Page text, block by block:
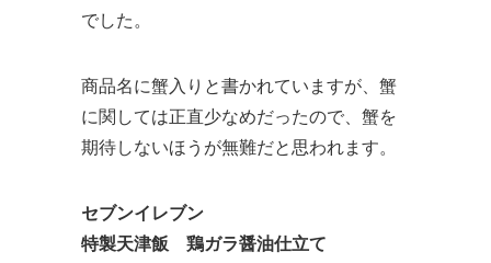
でした。
商品名に蟹入りと書かれていますが、蟹
に関しては正直少なめだったので、蟹を
期待しないほうが無難だと思われます。
セブンイレブン
特製天津飯 鶏ガラ醤油仕立て